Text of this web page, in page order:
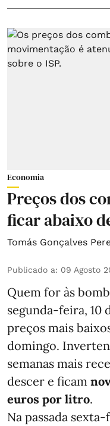
Economia
Preços dos
ficar abaixo
Tomás Gonçalves
Publicado a: 09 Agosto
Quem for às
segunda-feira, 10
preços mais
domingo.
semanas mais
descer e ficam
euros por litro.
Na passada